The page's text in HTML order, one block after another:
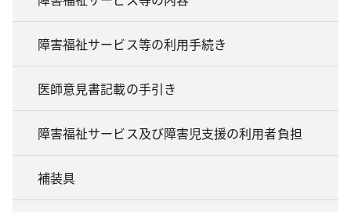
障害福祉サービス等の利用手続き
医師意見書記載の手引き
障害福祉サービス及び障害児支援の利用者負担
補装具